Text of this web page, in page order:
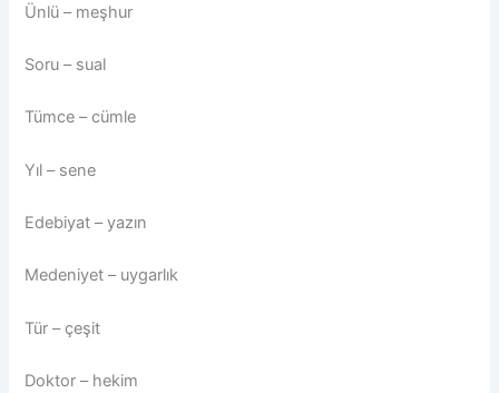
Ünlü – meşhur
Soru – sual
Tümce – cümle
Yıl – sene
Edebiyat – yazın
Medeniyet – uygarlık
Tür – çeşit
Doktor – hekim